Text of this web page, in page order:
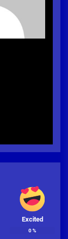
Excited
0%